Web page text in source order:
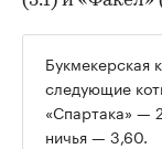
Букмекерская
следующие
«Спартака» —
ничья — 3,60.